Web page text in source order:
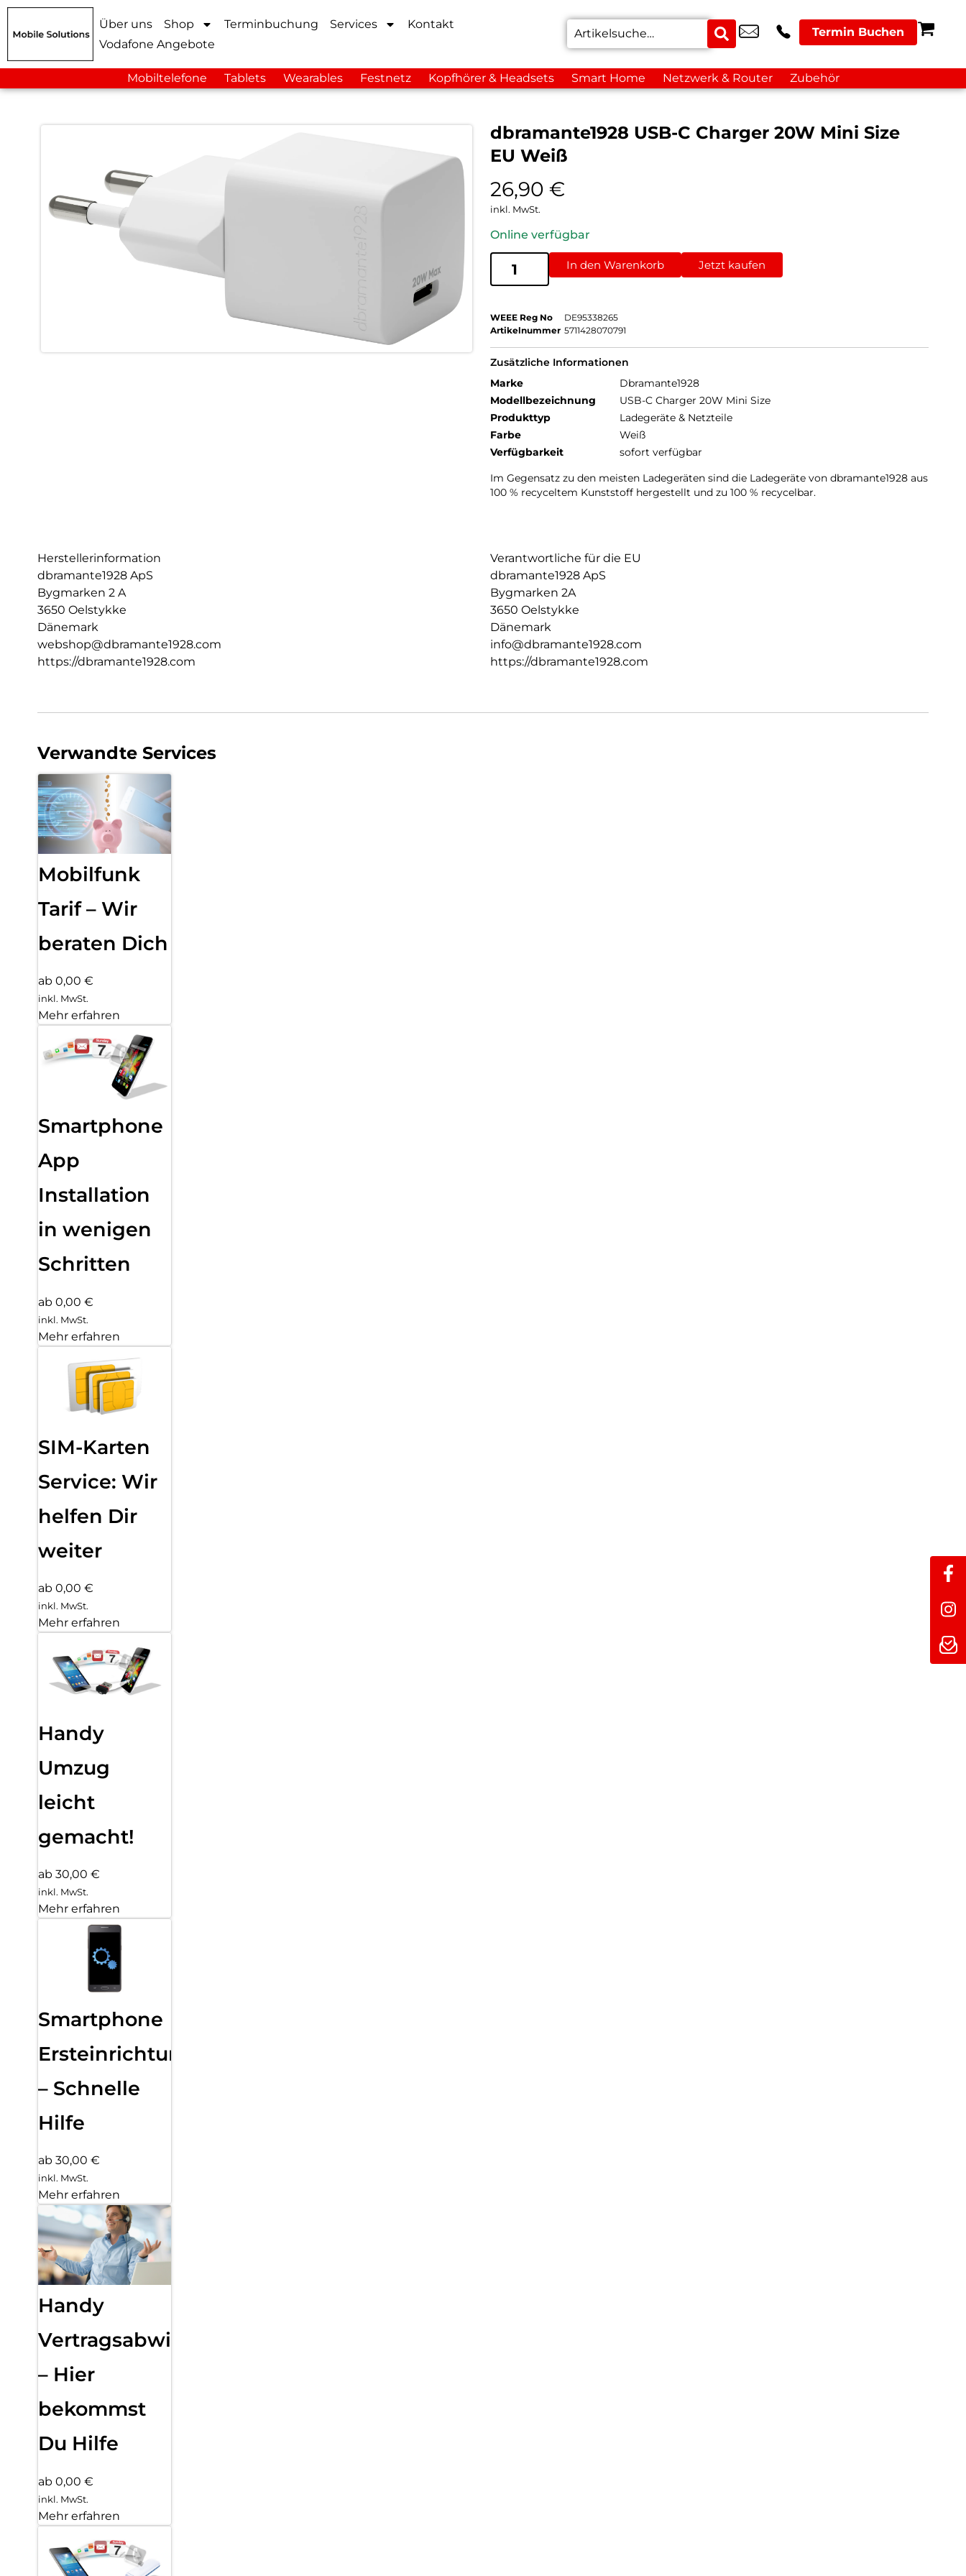
Über uns Shop Terminbuchung Services
Kontakt
Vodafone Angebote
Termin Buchen
Mobiltelefone Tablets Wearables Festnetz Kopfhörer & Headsets Smart Home Netzwerk & Router Zubehör
dbramante1928 USB-C Charger 20W Mini Size
EU Weiß
26,90 €
inkl. MwSt.
Online verfügbar
In den Warenkorb Jetzt kaufen
WEEE Reg No
DE95338265
Artikelnummer 5711428070791
Zusätzliche Informationen
Marke
Dbramante1928
Modellbezeichnung
USB-C Charger 20W Mini Size
Produkttyp
Ladegeräte & Netzteile
Farbe
Weiß
Verfügbarkeit
sofort verfügbar
Im Gegensatz zu den meisten Ladegeräten sind die Ladegeräte von dbramante1928 aus
100 % recyceltem Kunststoff hergestellt und zu 100 % recycelbar.
Herstellerinformation
dbramante1928 ApS
Bygmarken 2 A
3650 Oelstykke
Dänemark
webshop@dbramante1928.com
https://dbramante1928.com
Verantwortliche für die EU
dbramante1928 ApS
Bygmarken 2A
3650 Oelstykke
Dänemark
info@dbramante1928.com
https://dbramante1928.com
Verwandte Services
Mobilfunk
Tarif – Wir
beraten Dich
ab 0,00 €
inkl. MwSt.
Mehr erfahren
Smartphone
App
Installation
in wenigen
Schritten
ab 0,00 €
inkl. MwSt.
Mehr erfahren
SIM-Karten
Service: Wir
helfen Dir
weiter
ab 0,00 €
inkl. MwSt.
Mehr erfahren
Handy
Umzug
leicht
gemacht!
ab 30,00 €
inkl. MwSt.
Mehr erfahren
Smartphone
Ersteinrichtung
– Schnelle
Hilfe
ab 30,00 €
inkl. MwSt.
Mehr erfahren
Handy
Vertragsabwicklung
– Hier
bekommst
Du Hilfe
ab 0,00 €
inkl. MwSt.
Mehr erfahren